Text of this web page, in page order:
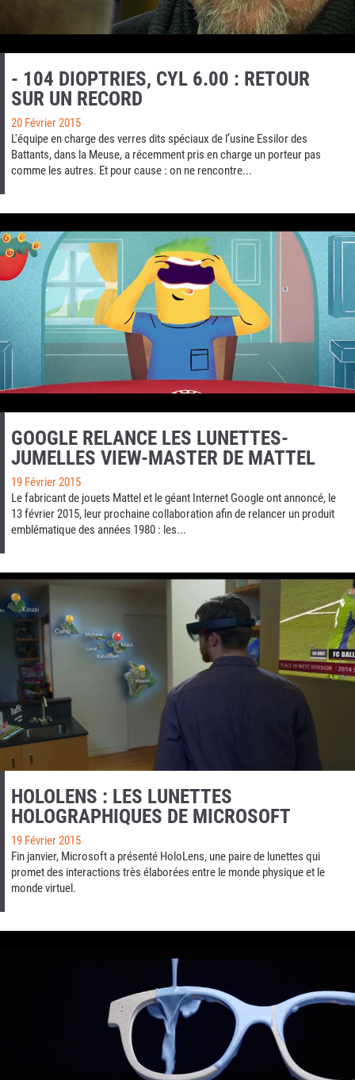
- 104 DIOPTRIES, CYL 6.00 : RETOUR
SUR UN RECORD
20 Février 2015
L'équipe en charge des verres dits spéciaux de l’usine Essilor des
Battants, dans la Meuse, a récemment pris en charge un porteur pas
comme les autres. Et pour cause : on ne rencontre...
GOOGLE RELANCE LES LUNETTES-
JUMELLES VIEW-MASTER DE MATTEL
19 Février 2015
Le fabricant de jouets Mattel et le géant Internet Google ont annoncé, le
13 février 2015, leur prochaine collaboration afin de relancer un produit
emblématique des années 1980 : les...
HOLOLENS : LES LUNETTES
HOLOGRAPHIQUES DE MICROSOFT
19 Février 2015
Fin janvier, Microsoft a présenté HoloLens, une paire de lunettes qui
promet des interactions très élaborées entre le monde physique et le
monde virtuel.